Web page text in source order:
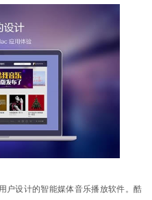
设计的智能媒体音乐播放软件。酷